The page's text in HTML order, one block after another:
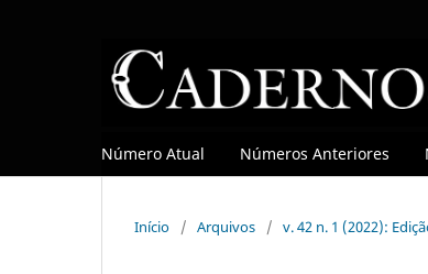
Número Atual Números Anteriores
Início / Arquivos / v. 42 n. 1 (2022):